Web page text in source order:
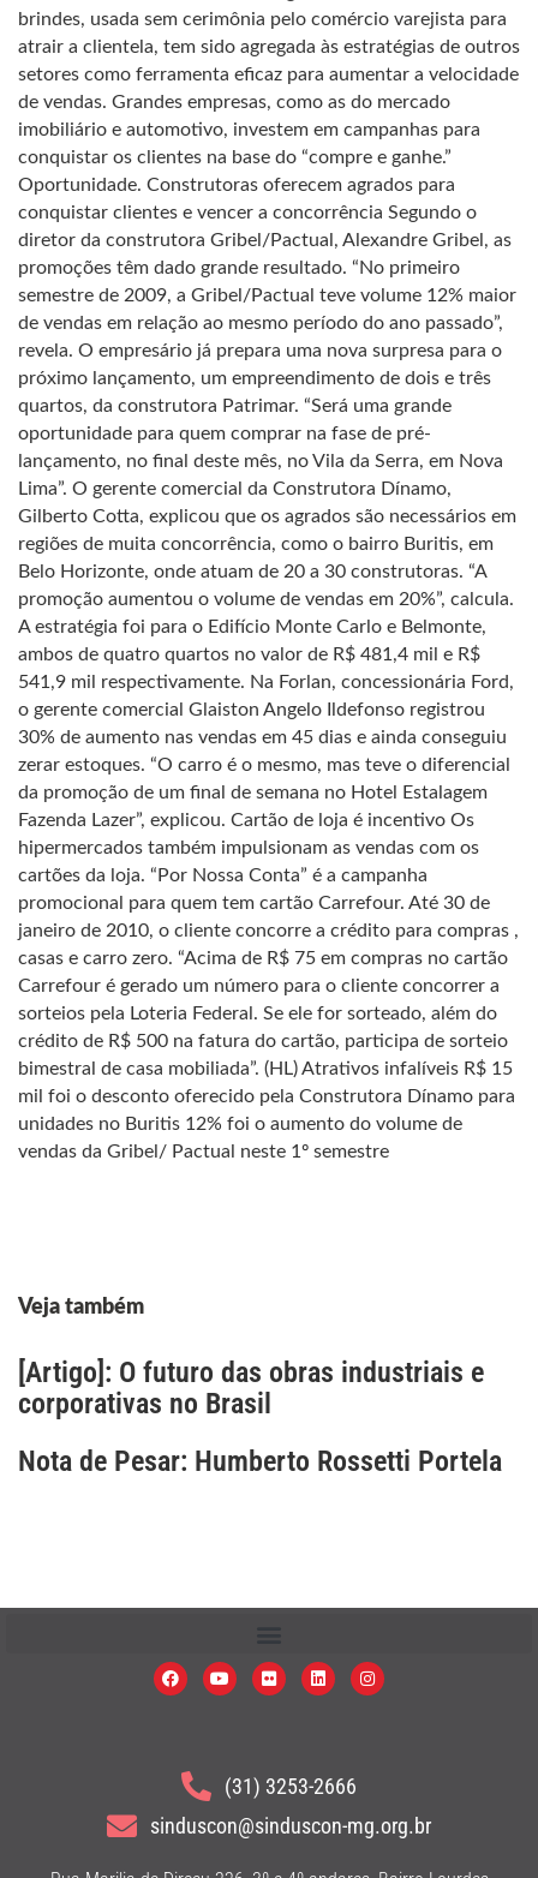
brindes, usada sem cerimônia pelo comércio varejista para
atrair a clientela, tem sido agregada às estratégias de outros
setores como ferramenta eficaz para aumentar a velocidade
de vendas. Grandes empresas, como as do mercado
imobiliário e automotivo, investem em campanhas para
conquistar os clientes na base do “compre e ganhe.”
Oportunidade. Construtoras oferecem agrados para
conquistar clientes e vencer a concorrência Segundo o
diretor da construtora Gribel/Pactual, Alexandre Gribel, as
promoções têm dado grande resultado. “No primeiro
semestre de 2009, a Gribel/Pactual teve volume 12% maior
de vendas em relação ao mesmo período do ano passado”,
revela. O empresário já prepara uma nova surpresa para o
próximo lançamento, um empreendimento de dois e três
quartos, da construtora Patrimar. “Será uma grande
oportunidade para quem comprar na fase de pré-
lançamento, no final deste mês, no Vila da Serra, em Nova
Lima”. O gerente comercial da Construtora Dínamo,
Gilberto Cotta, explicou que os agrados são necessários em
regiões de muita concorrência, como o bairro Buritis, em
Belo Horizonte, onde atuam de 20 a 30 construtoras. “A
promoção aumentou o volume de vendas em 20%”, calcula.
A estratégia foi para o Edifício Monte Carlo e Belmonte,
ambos de quatro quartos no valor de R$ 481,4 mil e R$
541,9 mil respectivamente. Na Forlan, concessionária Ford,
o gerente comercial Glaiston Angelo Ildefonso registrou
30% de aumento nas vendas em 45 dias e ainda conseguiu
zerar estoques. “O carro é o mesmo, mas teve o diferencial
da promoção de um final de semana no Hotel Estalagem
Fazenda Lazer”, explicou. Cartão de loja é incentivo Os
hipermercados também impulsionam as vendas com os
cartões da loja. “Por Nossa Conta” é a campanha
promocional para quem tem cartão Carrefour. Até 30 de
janeiro de 2010, o cliente concorre a crédito para compras ,
casas e carro zero. “Acima de R$ 75 em compras no cartão
Carrefour é gerado um número para o cliente concorrer a
sorteios pela Loteria Federal. Se ele for sorteado, além do
crédito de R$ 500 na fatura do cartão, participa de sorteio
bimestral de casa mobiliada”. (HL) Atrativos infalíveis R$ 15
mil foi o desconto oferecido pela Construtora Dínamo para
unidades no Buritis 12% foi o aumento do volume de
vendas da Gribel/ Pactual neste 1º semestre
Veja também
[Artigo]: O futuro das obras industriais e
corporativas no Brasil
Nota de Pesar: Humberto Rossetti Portela
(31) 3253-2666
sinduscon@sinduscon-mg.org.br